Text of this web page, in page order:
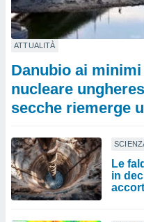
ATTUALITÀ
Danubio ai
nucleare
secche riemerge
Le
in